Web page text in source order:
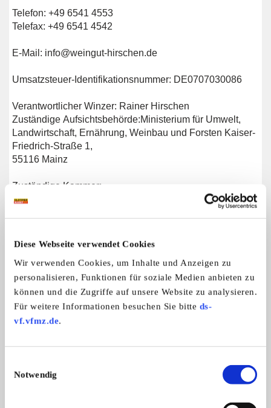
Diese Webseite verwendet Cookies
Wir verwenden Cookies, um Inhalte und Anzeigen zu
personalisieren, Funktionen für soziale Medien anbieten zu
können und die Zugriffe auf unsere Website zu analysieren.
Für weitere Informationen besuchen Sie bitte ds-
vf.vfmz.de.
Notwendig
Telefon: +49 6541 4553
Telefax: +49 6541 4542
E-Mail: info@weingut-hirschen.de
Umsatzsteuer-Identifikationsnummer: DE0707030086
Verantwortlicher Winzer: Rainer Hirschen
Zuständige Aufsichtsbehörde:Ministerium für Umwelt,
Landwirtschaft, Ernährung, Weinbau und Forsten Kaiser-
Friedrich-Straße 1,
55116 Mainz
Zuständige Kammer:
Landwirtschaftskammer Rheinland-Pfalz,
Gesetzliche Grundlage unserer Tätigkeit: Weingesetz
Weitere Anzeigen dieses Anbieters